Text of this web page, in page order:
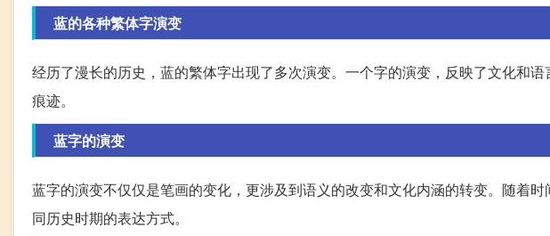
蓝的各种繁体字演变
经历了漫长的历史，蓝的繁体字出现了多次演变。一个字的演变，反映了文化和
痕迹。
蓝字的演变
蓝字的演变不仅仅是笔画的变化，更涉及到语义的改变和文化内涵的转变。随着
同历史时期的表达方式。